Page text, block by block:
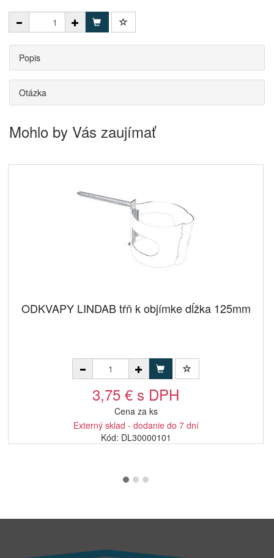
Popis
Otázka
Mohlo by Vás zaujímať
ODKVAPY LINDAB tŕň k objímke dĺžka 125mm
3,75 € s DPH
Cena za ks
Externý sklad - dodanie do 7 dní
Kód: DL30000101